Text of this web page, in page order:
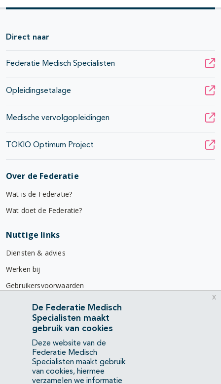
Direct naar
Federatie Medisch Specialisten
Opleidingsetalage
Medische vervolgopleidingen
TOKIO Optimum Project
Over de Federatie
Wat is de Federatie?
Wat doet de Federatie?
Nuttige links
Diensten & advies
Werken bij
Gebruikersvoorwaarden
Privacyverklaring
Contact
Mercatorlaan 1200
3528 BL Utrecht
(088) 505 34 34
De Federatie Medisch
Specialisten maakt
gebruik van cookies
Deze website van de
Federatie Medisch
Specialisten maakt gebruik
van cookies, hiermee
verzamelen we informatie
x